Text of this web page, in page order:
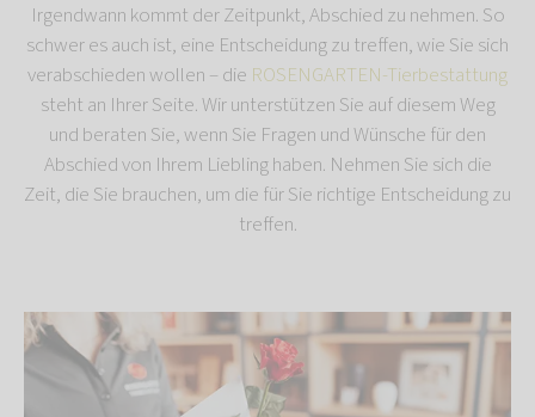
Irgendwann kommt der Zeitpunkt, Abschied zu nehmen. So
schwer es auch ist, eine Entscheidung zu treffen, wie Sie sich
verabschieden wollen – die ROSENGARTEN-Tierbestattung
steht an Ihrer Seite. Wir unterstützen Sie auf diesem Weg
und beraten Sie, wenn Sie Fragen und Wünsche für den
Abschied von Ihrem Liebling haben. Nehmen Sie sich die
Zeit, die Sie brauchen, um die für Sie richtige Entscheidung zu
treffen.